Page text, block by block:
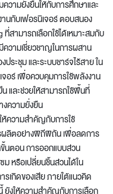
วามยั่งยืนให้กับการศึกษาและ
นกับเฟอรนิเจอร์ ตอบสนอง
สามารถเลือกใช้ได้เหมาะสมกับ
วามเชี่ยวชาญในการผสาน
ประชุม และระบบชาร์จไร้สาย ใน
อร์ เพื่อควบคุมการใช้พลังงาน
และช่วยให้สามารถใช้พื้นที่
งความยั่งยืน
ห้ความสำคัญกับการใช้
ผลิตอย่างพิถีพิถัน เพื่อลดการ
นตอน การออกแบบส่วน
หรือเปลี่ยนชิ้นส่วนได้ใน
กิดของเสีย ภายใต้แนวคิด
งให้ความสำคัญกับการเลือก